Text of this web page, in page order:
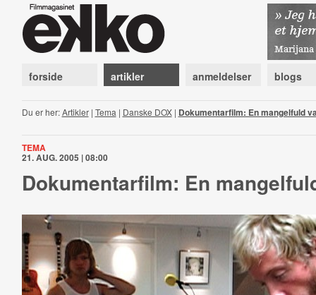
forside artikler anmeldelser blogs
Du er her:Artikler| Tema | Danske DOX| Dokumentarfilm: En mangelfuld
TEMA
21. AUG. 2005 | 08:00
Dokumentarfilm: En